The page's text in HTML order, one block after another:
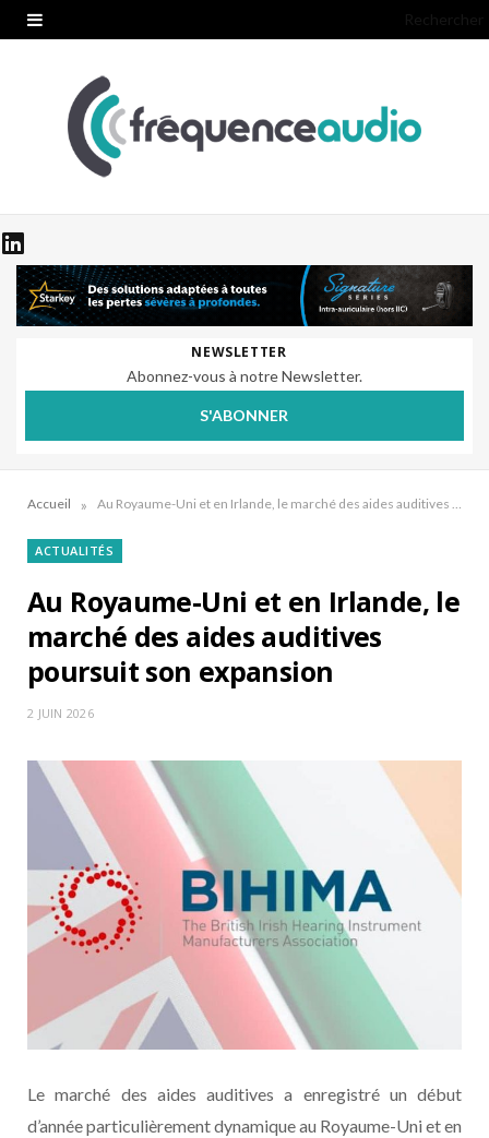
NEWSLETTER
Abonnez-vous à notre Newsletter.
S'ABONNER
Accueil » Au Royaume-Uni et en Irlande, le marché des aides auditives poursuit son expansion
ACTUALITÉS
Au Royaume-Uni et en Irlande, le
marché des aides auditives
poursuit son expansion
2 JUIN 2026
Le marché des aides auditives a enregistré un début
d’année particulièrement dynamique au Royaume-Uni et en